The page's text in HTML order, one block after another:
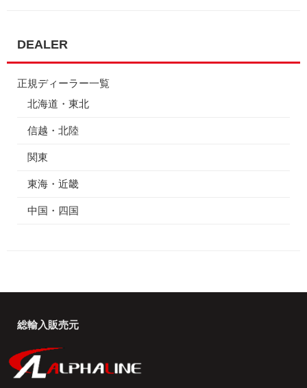
DEALER
正規ディーラー一覧
北海道・東北
信越・北陸
関東
東海・近畿
中国・四国
総輸入販売元